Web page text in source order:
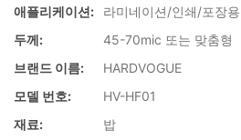
애플리케이션:
라미네이션/인쇄/포장용
두께:
45-70mic 또는 맞춤형
브랜드 이름:
HARDVOGUE
모델 번호:
HV-HF01
재료:
밥